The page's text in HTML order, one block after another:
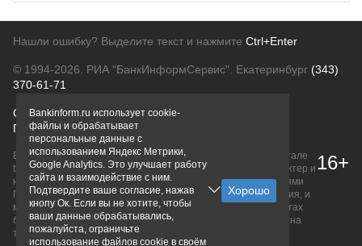
Нашли ошибку? Выделите текст и нажмите Ctrl+Enter
© 1994-2026. РИА "БанкИнформСервис". Екатеринбург (343)
370-61-71
О проектеПолитика конфиденциальности
Правовая информацияДля рекламодателей
Вся информация о продуктах банков, размещенная на портале
bankinform.ru, носит исключительно ознакомительный характер и
не является публичной офертой, определяемой положениями
ГК РФ. Информация не содержит точного и полного описания, и
может быть изменена. Конечные условия уточняйте на сайтах
банков или при личном обращении. Исключительное право на
товарные знаки принадлежит их правообладателям.
16+
Bankinform.ru использует cookie-
файлы и обрабатывает
персональные данные с
использованием Яндекс Метрики,
Google Analytics. Это улучшает работу
сайта и взаимодействие с ним.
Подтвердите ваше согласие, нажав
кнопу Ок. Если вы не хотите, чтобы
ваши данные обрабатывались,
пожалуйста, ограничьте
использование файлов cookie в своём